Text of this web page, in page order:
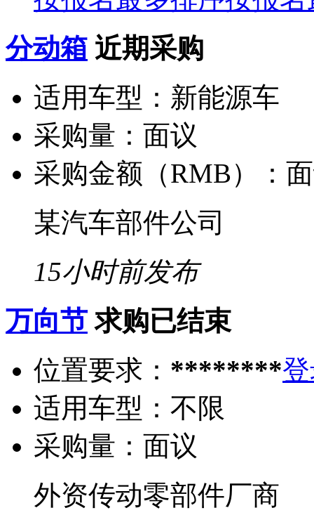
分动箱 近期采购
适用车型： 新能源车
采购量： 面议
采购金额（RMB）：
某汽车部件公司
15小时前发布
万向节 求购已结束
位置要求： ********
适用车型： 不限
采购量： 面议
外资传动零部件厂商